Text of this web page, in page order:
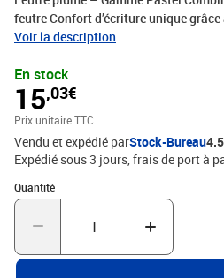
feutre Confort d’écriture unique
plastique. La plume s’adapte à votre
Encre liquide noire. Démarrage
nouvelle plume avec chaque
Assortis aux stylos plume
Largeur du tracé 0,4-0,7 mm
Voir la description
En stock
15,03€
Prix unitaire TTC
Vendu et expédié parStock-Bureau
Expédié sous 3 jours, frais de port à
Quantité
Quantité : 1